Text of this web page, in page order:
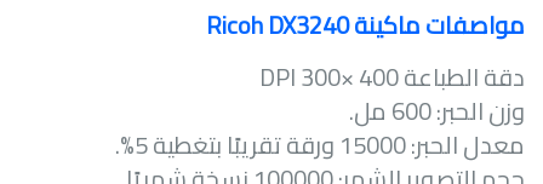
مواصفات ماكينةRicoh DX3240
دقة الطباعة 400 ×300
DPI
وزن الحبر: 600 مل.
معدل الحبر: 15000 ورقة تقريبًا بتغطية 5%.